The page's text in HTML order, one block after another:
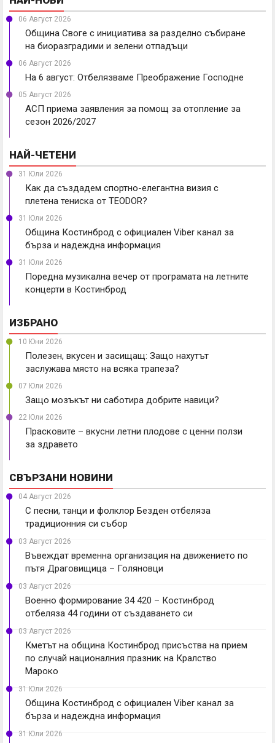
06 Август 2026
Община Своге с инициатива за разделно събиране
на биоразградими и зелени отпадъци
06 Август 2026
На 6 август: Отбелязваме Преображение Господне
05 Август 2026
АСП приема заявления за помощ за отопление за
сезон 2026/2027
НАЙ-ЧЕТЕНИ
31 Юли 2026
Как да създадем спортно-елегантна визия с
плетена тениска от TEODOR?
31 Юли 2026
Община Костинброд с официален Viber канал за
бърза и надеждна информация
31 Юли 2026
Поредна музикална вечер от програмата на летните
концерти в Костинброд
ИЗБРАНО
10 Юни 2026
Полезен, вкусен и засищащ: Защо нахутът
заслужава място на всяка трапеза?
07 Юли 2026
Защо мозъкът ни саботира добрите навици?
22 Юли 2026
Прасковите – вкусни летни плодове с ценни ползи
за здравето
СВЪРЗАНИ НОВИНИ
04 Август 2026
С песни, танци и фолклор Безден отбеляза
традиционния си събор
03 Август 2026
Въвеждат временна организация на движението по
пътя Драговищица – Голяновци
03 Август 2026
Военно формирование 34 420 – Костинброд
отбеляза 44 години от създаването си
03 Август 2026
Кметът на община Костинброд присъства на прием
по случай националния празник на Кралство
Мароко
31 Юли 2026
Община Костинброд с официален Viber канал за
бърза и надеждна информация
31 Юли 2026